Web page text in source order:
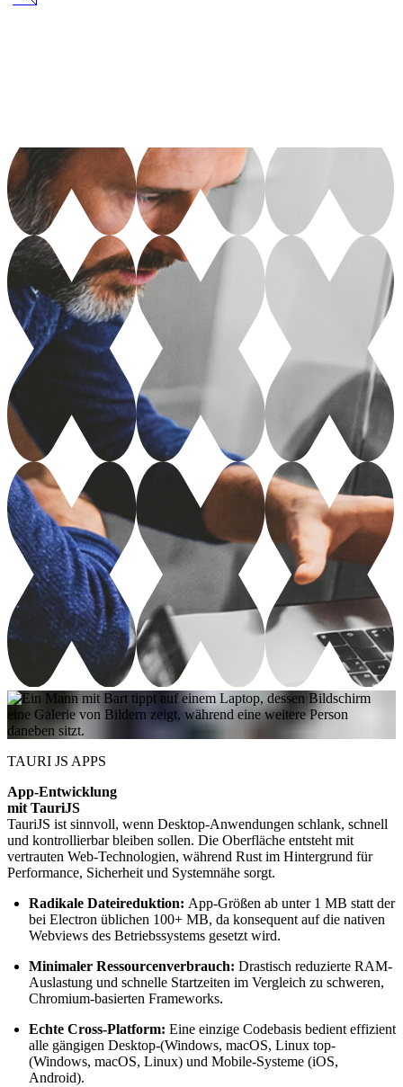
TAURI JS APPS
App-Entwicklung
mit TauriJS
TauriJS ist sinnvoll, wenn Desktop-Anwendungen schlank, schnell
und kontrollierbar bleiben sollen. Die Oberfläche entsteht mit
vertrauten Web-Technologien, während Rust im Hintergrund für
Performance, Sicherheit und Systemnähe sorgt.
Radikale Dateireduktion: App-Größen ab unter 1 MB statt der
bei Electron üblichen 100+ MB, da konsequent auf die nativen
Webviews des Betriebssystems gesetzt wird.
Minimaler Ressourcenverbrauch: Drastisch reduzierte RAM-
Auslastung und schnelle Startzeiten im Vergleich zu schweren,
Chromium-basierten Frameworks.
Echte Cross-Platform: Eine einzige Codebasis bedient effizient
alle gängigen Desktop-(Windows, macOS, Linux top-
(Windows, macOS, Linux) und Mobile-Systeme (iOS,
Android).